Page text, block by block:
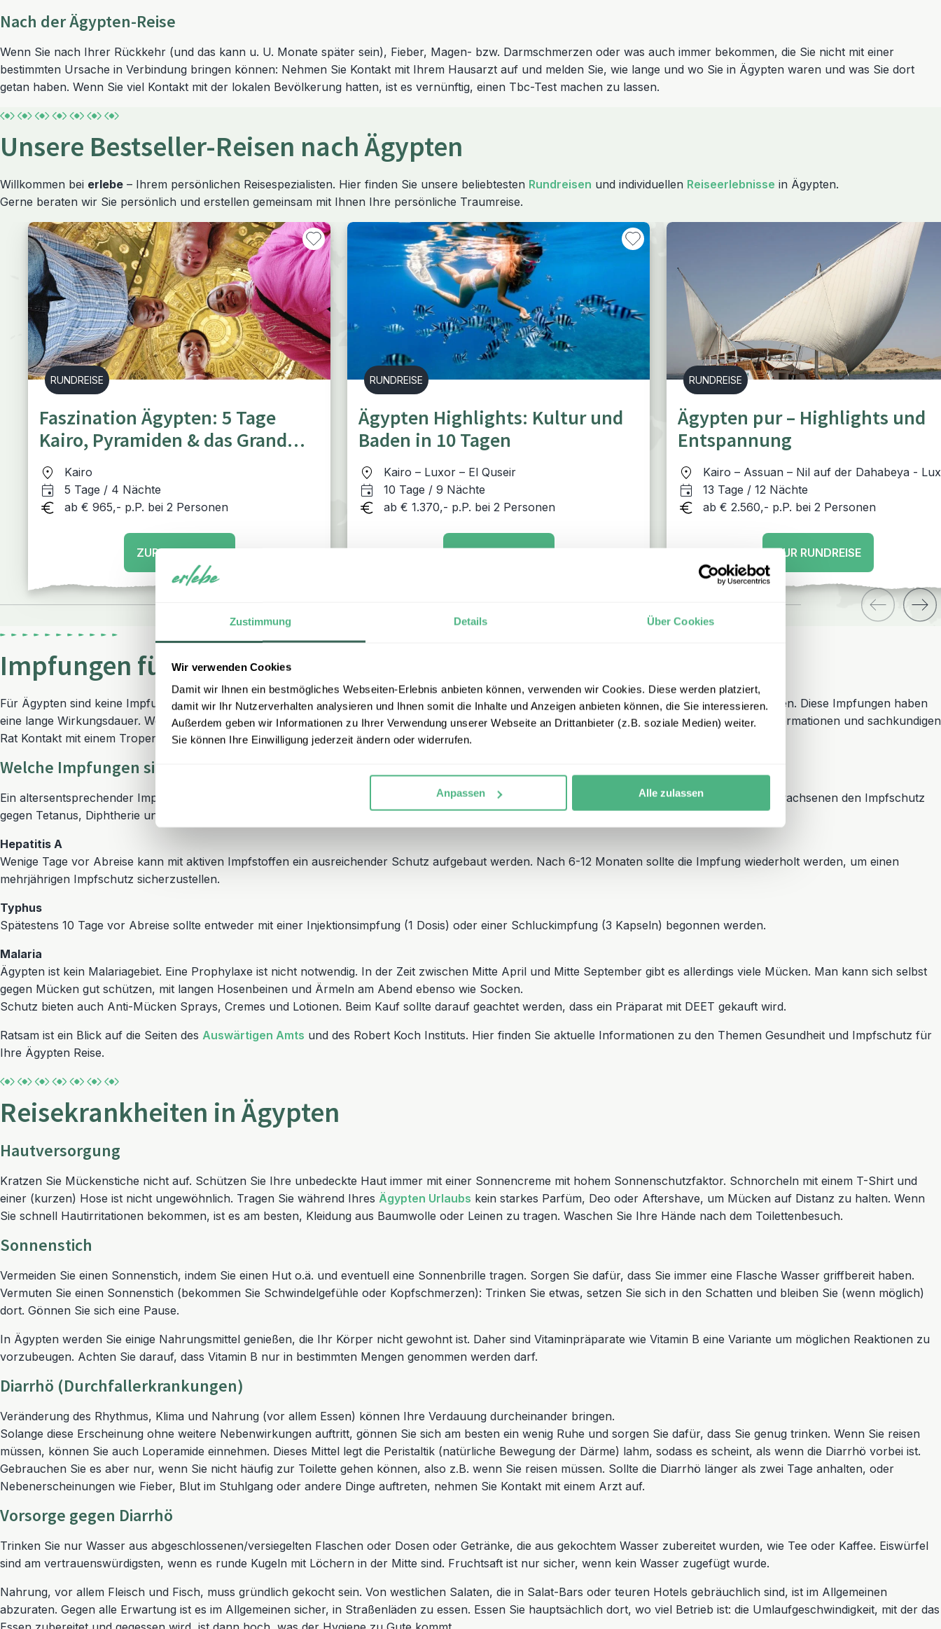
Zustimmung Details Über Cookies
Wir verwenden Cookies
Damit wir Ihnen ein bestmögliches Webseiten-Erlebnis anbieten können, verwenden wir Cookies. Diese werden platziert,
damit wir Ihr Nutzerverhalten analysieren und Ihnen somit die Inhalte und Anzeigen anbieten können, die Sie interessieren.
Außerdem geben wir Informationen zu Ihrer Verwendung unserer Webseite an Drittanbieter (z.B. soziale Medien) weiter.
Sie können Ihre Einwilligung jederzeit ändern oder widerrufen.
Anpassen Alle zulassen
Nach der Ägypten-Reise
Wenn Sie nach Ihrer Rückkehr (und das kann u. U. Monate später sein), Fieber, Magen- bzw. Darmschmerzen oder was auch immer bekommen, die Sie nicht mit einer
bestimmten Ursache in Verbindung bringen können: Nehmen Sie Kontakt mit Ihrem Hausarzt auf und melden Sie, wie lange und wo Sie in Ägypten waren und was Sie dort
getan haben. Wenn Sie viel Kontakt mit der lokalen Bevölkerung hatten, ist es vernünftig, einen Tbc-Test machen zu lassen.
Unsere Bestseller-Reisen nach Ägypten
Willkommen bei erlebe – Ihrem persönlichen Reisespezialisten. Hier finden Sie unsere beliebtesten Rundreisen und individuellen Reiseerlebnisse in Ägypten.
Gerne beraten wir Sie persönlich und erstellen gemeinsam mit Ihnen Ihre persönliche Traumreise.
RUNDREISE
Faszination Ägypten: 5 Tage
Kairo, Pyramiden & das Grand
Egyptian Museum
Kairo
5 Tage / 4 Nächte
ab € 965,- p.P. bei 2 Personen
ZUR RUNDREISE
RUNDREISE
Ägypten Highlights: Kultur und
Baden in 10 Tagen
Kairo – Luxor – El Quseir
10 Tage / 9 Nächte
ab € 1.370,- p.P. bei 2 Personen
ZUR RUNDREISE
RUNDREISE
Ägypten pur – Highlights und
Entspannung
Kairo – Assuan – Nil auf der Dahabeya -
– El Quseir
13 Tage / 12 Nächte
ab € 2.560,- p.P. bei 2 Personen
ZUR RUNDREISE
Impfungen für Ägypten
Für Ägypten sind keine Impfungen bei direkter Einreise aus Europa erforderlich. Impfungen gegen DTP und Hepatitis A werden allerdings empfohlen. Diese Impfungen haben
eine lange Wirkungsdauer. Wenn Sie öfters verreisen, sind Sie wahrscheinlich schon gegen diese Krankheiten geimpft. Nehmen Sie für aktuelle Informationen und sachkundigen
Rat Kontakt mit einem Tropenzentrum oder Ihrem Hausarzt auf.
Welche Impfungen sind empfohlen?
Ein altersentsprechender Impfschutz gemäß Impfkalender sollte bei Kindern vorliegen, bevor zusätzliche Impfungen durchgeführt werden. Bei Erwachsenen den Impfschutz
gegen Tetanus, Diphtherie und Polio überprüfen und ggfs. auffrischen.
Hepatitis A
Wenige Tage vor Abreise kann mit aktiven Impfstoffen ein ausreichender Schutz aufgebaut werden. Nach 6-12 Monaten sollte die Impfung wiederholt werden, um einen
mehrjährigen Impfschutz sicherzustellen.
Typhus
Spätestens 10 Tage vor Abreise sollte entweder mit einer Injektionsimpfung (1 Dosis) oder einer Schluckimpfung (3 Kapseln) begonnen werden.
Malaria
Ägypten ist kein Malariagebiet. Eine Prophylaxe ist nicht notwendig. In der Zeit zwischen Mitte April und Mitte September gibt es allerdings viele Mücken. Man kann sich selbst
gegen Mücken gut schützen, mit langen Hosenbeinen und Ärmeln am Abend ebenso wie Socken.
Schutz bieten auch Anti-Mücken Sprays, Cremes und Lotionen. Beim Kauf sollte darauf geachtet werden, dass ein Präparat mit DEET gekauft wird.
Ratsam ist ein Blick auf die Seiten des Auswärtigen Amts und des Robert Koch Instituts. Hier finden Sie aktuelle Informationen zu den Themen Gesundheit und Impfschutz für
Ihre Ägypten Reise.
Reisekrankheiten in Ägypten
Hautversorgung
Kratzen Sie Mückenstiche nicht auf. Schützen Sie Ihre unbedeckte Haut immer mit einer Sonnencreme mit hohem Sonnenschutzfaktor. Schnorcheln mit einem T-Shirt und
einer (kurzen) Hose ist nicht ungewöhnlich. Tragen Sie während Ihres Ägypten Urlaubs kein starkes Parfüm, Deo oder Aftershave, um Mücken auf Distanz zu halten. Wenn
Sie schnell Hautirritationen bekommen, ist es am besten, Kleidung aus Baumwolle oder Leinen zu tragen. Waschen Sie Ihre Hände nach dem Toilettenbesuch.
Sonnenstich
Vermeiden Sie einen Sonnenstich, indem Sie einen Hut o.ä. und eventuell eine Sonnenbrille tragen. Sorgen Sie dafür, dass Sie immer eine Flasche Wasser griffbereit haben.
Vermuten Sie einen Sonnenstich (bekommen Sie Schwindelgefühle oder Kopfschmerzen): Trinken Sie etwas, setzen Sie sich in den Schatten und bleiben Sie (wenn möglich)
dort. Gönnen Sie sich eine Pause.
In Ägypten werden Sie einige Nahrungsmittel genießen, die Ihr Körper nicht gewohnt ist. Daher sind Vitaminpräparate wie Vitamin B eine Variante um möglichen Reaktionen zu
vorzubeugen. Achten Sie darauf, dass Vitamin B nur in bestimmten Mengen genommen werden darf.
Diarrhö (Durchfallerkrankungen)
Veränderung des Rhythmus, Klima und Nahrung (vor allem Essen) können Ihre Verdauung durcheinander bringen.
Solange diese Erscheinung ohne weitere Nebenwirkungen auftritt, gönnen Sie sich am besten ein wenig Ruhe und sorgen Sie dafür, dass Sie genug trinken. Wenn Sie reisen
müssen, können Sie auch Loperamide einnehmen. Dieses Mittel legt die Peristaltik (natürliche Bewegung der Därme) lahm, sodass es scheint, als wenn die Diarrhö vorbei ist.
Gebrauchen Sie es aber nur, wenn Sie nicht häufig zur Toilette gehen können, also z.B. wenn Sie reisen müssen. Sollte die Diarrhö länger als zwei Tage anhalten, oder
Nebenerscheinungen wie Fieber, Blut im Stuhlgang oder andere Dinge auftreten, nehmen Sie Kontakt mit einem Arzt auf.
Vorsorge gegen Diarrhö
Trinken Sie nur Wasser aus abgeschlossenen/versiegelten Flaschen oder Dosen oder Getränke, die aus gekochtem Wasser zubereitet wurden, wie Tee oder Kaffee. Eiswürfel
sind am vertrauenswürdigsten, wenn es runde Kugeln mit Löchern in der Mitte sind. Fruchtsaft ist nur sicher, wenn kein Wasser zugefügt wurde.
Nahrung, vor allem Fleisch und Fisch, muss gründlich gekocht sein. Von westlichen Salaten, die in Salat-Bars oder teuren Hotels gebräuchlich sind, ist im Allgemeinen
abzuraten. Gegen alle Erwartung ist es im Allgemeinen sicher, in Straßenläden zu essen. Essen Sie hauptsächlich dort, wo viel Betrieb ist: die Umlaufgeschwindigkeit, mit der das